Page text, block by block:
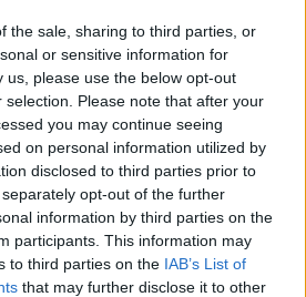
the sale, sharing to third parties, or
or sensitive information for
us, please use the below opt-out
Please note that after your
you may continue seeing
on personal information utilized by
disclosed to third parties prior to
opt-out of the further
information by third parties on the
participants. This information may
to third parties on the IAB’s List of
that may further disclose it to other